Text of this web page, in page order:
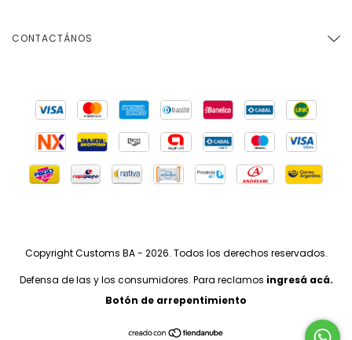
CONTACTÁNOS
Copyright Customs BA - 2026. Todos los derechos reservados.
Defensa de las y los consumidores. Para reclamos ingresá acá.
Botón de arrepentimiento